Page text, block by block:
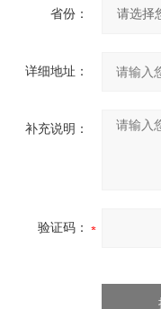
省份：
详细地址：
补充说明：
验证码：